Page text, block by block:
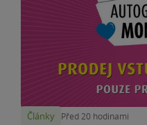
Články Před 20 hodinami